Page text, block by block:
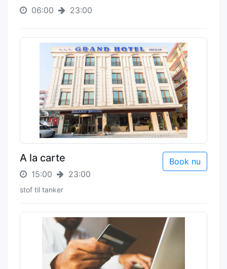
06:00 23:00
A la carte
15:00 23:00
stof til tanker
Book nu